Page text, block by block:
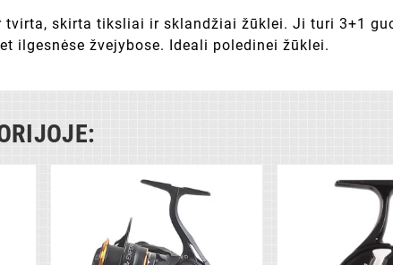
tvirta, skirta tiksliai ir sklandžiai žūklei. Ji turi 3+1
ilgesnėse žvejybose. Ideali poledinei žūklei.